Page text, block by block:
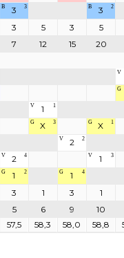
B 3 3 B 3 2
3 5 3
5
7 12 15
20
V
G
V 1 1
G X 3 G X 1
V 2 2
V 2 4 V 1 3
G 1 2 G 1 4
3 1 3
1
5 6 9
10
57,5 58,3 58,0 58,8